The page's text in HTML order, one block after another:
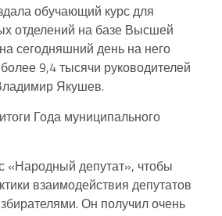
обучающий курс для
отделений на базе Высшей
сегодняшний день на него
9,4 тысячи руководителей
Якушев.
Года муниципального
«Народный депутат», чтобы
взаимодействия депутатов
Он получил очень